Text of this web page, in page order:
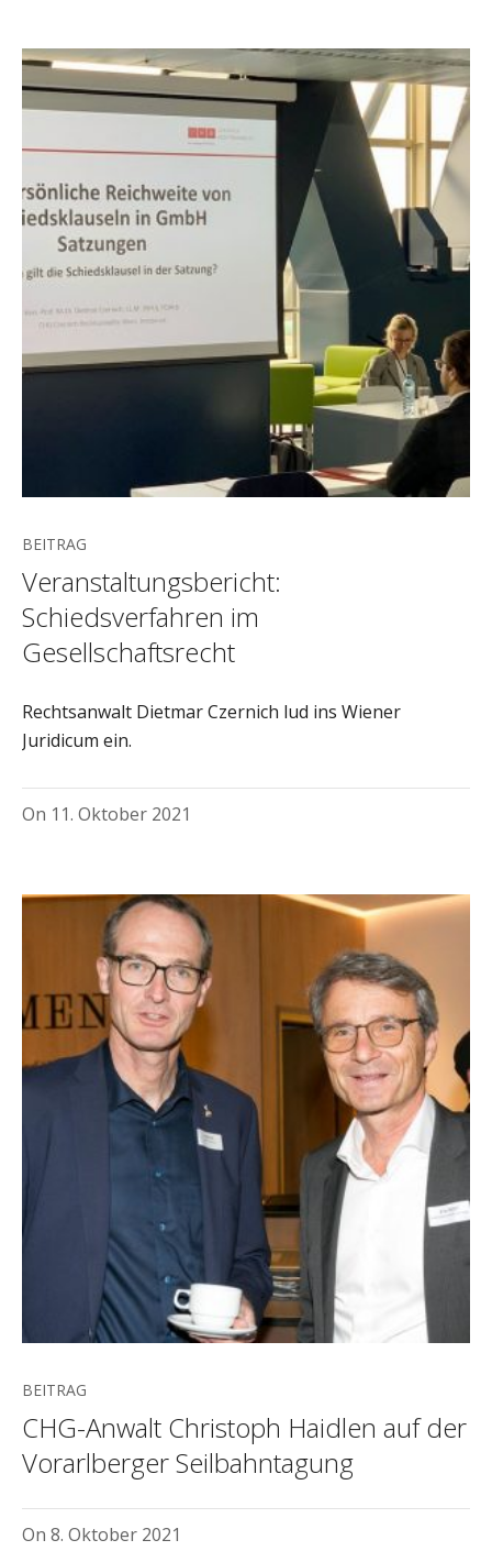
BEITRAG
Veranstaltungsbericht:
Schiedsverfahren im
Gesellschaftsrecht
Rechtsanwalt Dietmar Czernich lud ins Wiener
Juridicum ein.
On 11. Oktober 2021
BEITRAG
CHG-Anwalt Christoph Haidlen auf der
Vorarlberger Seilbahntagung
On 8. Oktober 2021